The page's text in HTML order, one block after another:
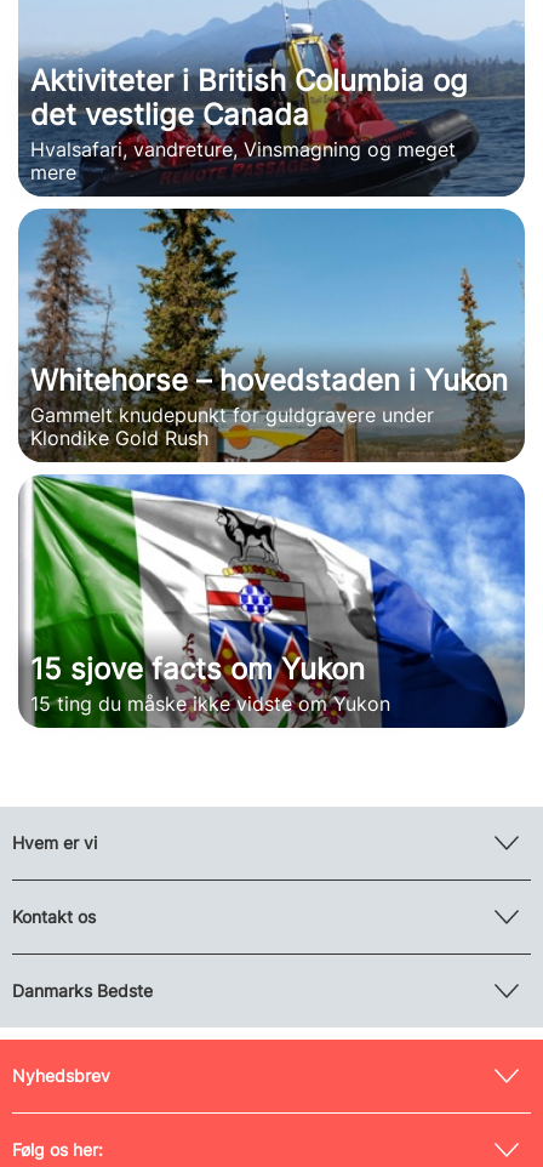
Aktiviteter i British Columbia og
det vestlige Canada
Hvalsafari, vandreture, Vinsmagning og meget
mere
Whitehorse – hovedstaden i Yukon
Gammelt knudepunkt for guldgravere under
Klondike Gold Rush
15 sjove facts om Yukon
15 ting du måske ikke vidste om Yukon
Hvem er vi
Kontakt os
Danmarks Bedste
Nyhedsbrev
Følg os her: